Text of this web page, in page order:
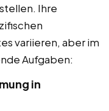
Ihre
variieren, aber im
Aufgaben:
in